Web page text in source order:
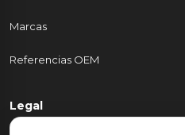
Marcas
Referencias OEM
Legal
Política de Privacidad